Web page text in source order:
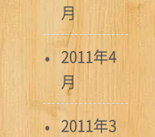
月
2011年4
月
2011年3